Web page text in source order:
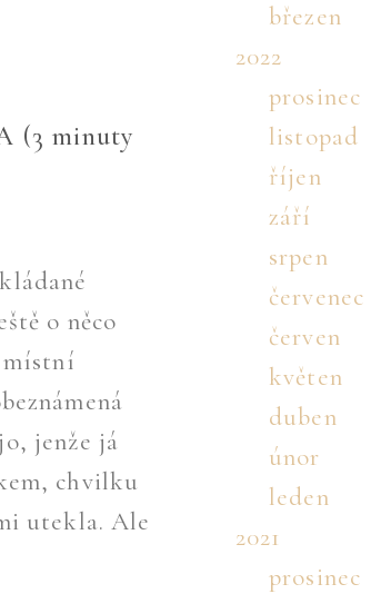
(3 minuty
o něco
místní
jenže já
chvilku
utekla. Ale
březen
2022
prosinec
listopad
říjen
září
srpen
červenec
červen
květen
duben
únor
leden
2021
prosinec